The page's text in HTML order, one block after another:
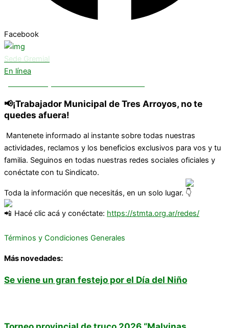
Facebook
Sede Gremial
En línea
📢¡Trabajador Municipal de Tres Arroyos, no te
quedes afuera!
Mantenete informado al instante sobre todas nuestras
actividades, reclamos y los beneficios exclusivos para vos y tu
familia. Seguinos en todas nuestras redes sociales oficiales y
conéctate con tu Sindicato.
Toda la información que necesitás, en un solo lugar.
Hacé clic acá y conéctate: https://stmta.org.ar/redes/
Términos y Condiciones Generales
Más novedades:
Se viene un gran festejo por el Día del Niño